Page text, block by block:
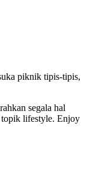
piknik tipis-tipis,
segala hal
topik lifestyle. Enjoy